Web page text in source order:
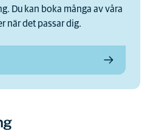
Du kan boka många av våra
när det passar dig.